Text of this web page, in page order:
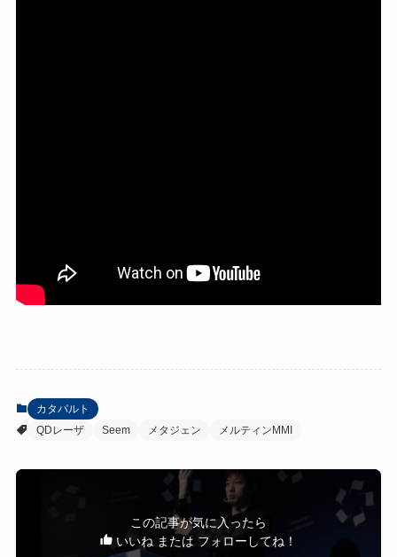
カタパルト
QDレーザ
Seem メタジェン メルティンMMI
この記事が気に入ったら
いいね または フォローしてね！